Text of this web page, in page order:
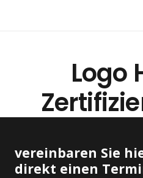
Logo
vereinbaren Sie
direkt einen